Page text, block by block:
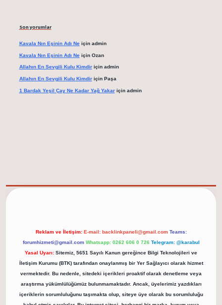
Son yorumlar
Kavala Nın Eşinin Adı Neiçin admin
Kavala Nın Eşinin Adı Neiçin Ozan
Allahın En Sevgili Kulu Kimdiriçin admin
Allahın En Sevgili Kulu Kimdiriçin Paşa
1 Bardak Yeşil Çay Ne Kadar Yağ Yakariçin admin
Reklam ve İletişim: E-mail: backlinkpaneli@gmail.com Teams:
forumhizmeti@gmail.com Whatsapp: 0262 606 0 726 Telegram: @karabul
Yasal Uyarı: Sitemiz, 5651 Sayılı Kanun gereğince Bilgi Teknolojileri ve
İletişim Kurumu (BTK) tarafından onaylanmış bir Yer Sağlayıcı olarak hizmet
vermektedir. Bu nedenle, sitedeki içerikleri proaktif olarak denetleme veya
araştırma yükümlülüğümüz bulunmamaktadır. Ancak, üyelerimiz yazdıkları
içeriklerin sorumluluğunu taşımakta olup, siteye üye olarak bu sorumluluğu